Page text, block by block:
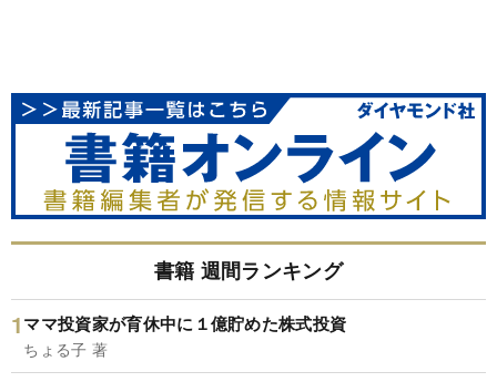
書籍 週間ランキング
ママ投資家が育休中に１億貯めた株式投資
ちょる子 著